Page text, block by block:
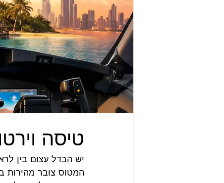
טיסה
יש הבדל עצום בין
המטוס צובר מהירות